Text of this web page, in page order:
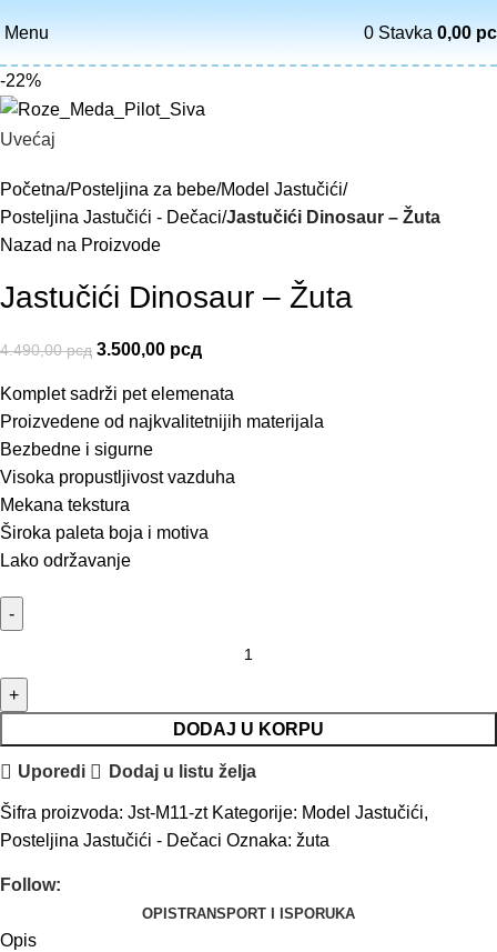
Menu 0 Stavka 0,00
-22%
Uvećaj
Početna Posteljina za bebe Model Jastučići
Posteljina Jastučići - Dečaci Jastučići Dinosaur – Žuta
Nazad na Proizvode
Jastučići Dinosaur – Žuta
4.490,00рсд 3.500,00 рсд
Komplet sadrži pet elemenata
Proizvedene od najkvalitetnijih materijala
Bezbedne i sigurne
Visoka propustljivost vazduha
Mekana tekstura
Široka paleta boja i motiva
Lako održavanje
DODAJ U KORPU
Uporedi Dodaj u listu želja
Šifra proizvoda: Jst-M11-zt Kategorije: Model Jastučići,
Posteljina Jastučići - Dečaci Oznaka: žuta
Follow:
OPISTRANSPORT I ISPORUKA
Opis